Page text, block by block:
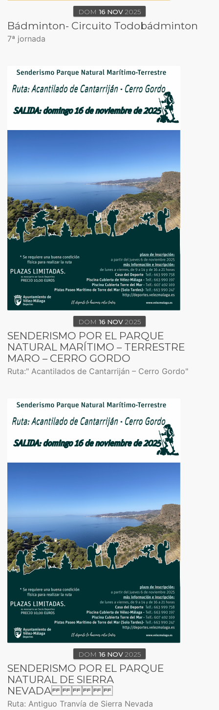
DOM 16 NOV2025
Bádminton- Circuito Todobádminton
7ª jornada
DOM 16 NOV2025
SENDERISMO POR EL PARQUE
NATURAL MARÍTIMO – TERRESTRE
MARO – CERRO GORDO
Ruta:" Acantilados de Cantarriján – Cerro Gordo"
DOM 16 NOV2025
SENDERISMO POR EL PARQUE
NATURAL DE SIERRA
NEVADA
Ruta: Antiguo Tranvía de Sierra Nevada